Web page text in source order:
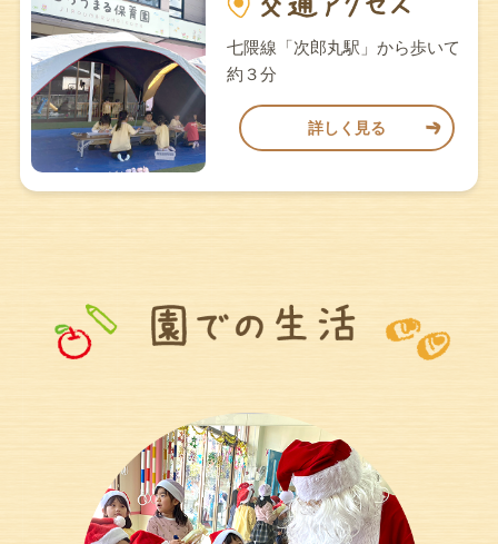
七隈線「次郎丸駅」から歩いて
約３分
詳しく見る